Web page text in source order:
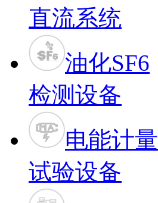
直流系统
油化SF6
检测设备
电能计量
试验设备